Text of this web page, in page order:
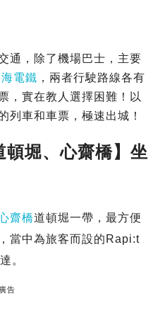
通，除了機場巴士，主要
電鐵 ，兩者行駛路線各有
，實在教人選擇困難！以
列車和車票，極速出城！
頓堀、心齋橋】坐
齋橋道頓堀一帶，最方便
當中為旅客而設的Rapi:t
。
廣告